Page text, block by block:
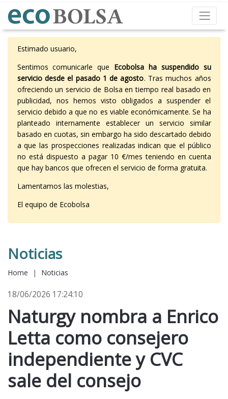
Estimado usuario,
Sentimos comunicarle que Ecobolsa ha suspendido su
servicio desde el pasado 1 de agosto. Tras muchos años
ofreciendo un servicio de Bolsa en tiempo real basado en
publicidad, nos hemos visto obligados a suspender el
servicio debido a que no es viable económicamente. Se ha
planteado internamente establecer un servicio similar
basado en cuotas, sin embargo ha sido descartado debido
a que las prospecciones realizadas indican que el público
no está dispuesto a pagar 10 €/mes teniendo en cuenta
que hay bancos que ofrecen el servicio de forma gratuita.
Lamentamos las molestias,
El equipo de Ecobolsa
Noticias
Home | Noticias
18/06/2026 17:24:10
Naturgy nombra a Enrico
Letta como consejero
independiente y CVC
sale del consejo